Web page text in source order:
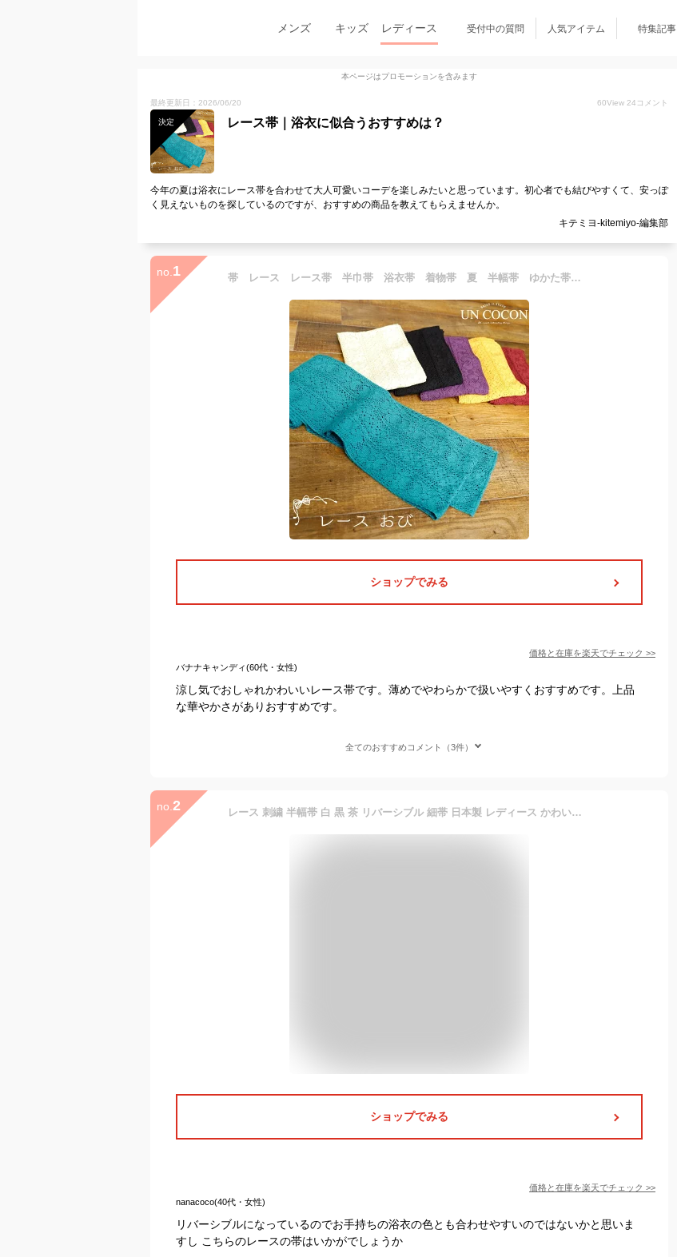
メンズ キッズ レディース 受付中の質問 人気アイテム 特集記事
本ページはプロモーションを含みます
最終更新日：2026/06/20 60View 24 コメント
決定 レース帯｜浴衣に似合うおすすめは？
今年の夏は浴衣にレース帯を合わせて大人可愛いコーデを楽しみたいと思っています。初心者でも結びやすくて、安っぽ
く見えないものを探しているのですが、おすすめの商品を教えてもらえませんか。
キテミヨ-kitemiyo-編集部
no. 1 帯 レース レース帯 半巾帯 浴衣帯 着物帯 夏 半幅帯 ゆかた帯 細帯 個性派 大正ロマン お洒落着 マスタード 生成り 涼し気
ショップでみる
価格と在庫を楽天でチェック >>
バナナキャンディ(60代・女性)
涼し気でおしゃれかわいいレース帯です。薄めでやわらかで扱いやすくおすすめです。上品
な華やかさがありおすすめです。
全てのおすすめコメント（3件）
no. 2 レース 刺繍 半幅帯 白 黒 茶 リバーシブル 細帯 日本製 レディース かわいい おしゃれ レース生地 半幅帯 おび 半幅 両面 着物 きもの レース着物 レース半幅帯 浴衣 レース帯 和服 簡単着物 普段着 レトロ カジュアル 大正ロマン お手入れ簡単
ショップでみる
価格と在庫を楽天でチェック >>
nanacoco(40代・女性)
リバーシブルになっているのでお手持ちの浴衣の色とも合わせやすいのではないかと思いま
すし こちらのレースの帯はいかがでしょうか